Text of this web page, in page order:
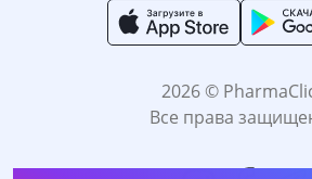
2026 ©
Все права